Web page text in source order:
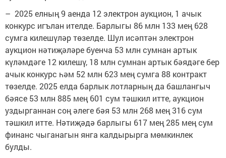
– 2025 елның 9 аенда 12 электрон аукцион, 1 ачык
конкурс игълан ителде. Барлыгы 86 млн 133 мең 628
сумга килешүләр төзелде. Шул исәптән электрон
аукцион нәтиҗәләре буенча 53 млн сумнан артык
күләмдәге 12 килешү, 18 млн сумнан артык бәядәге бер
ачык конкурс һәм 52 млн 623 мең сумга 88 контракт
төзелде. 2025 елда барлык лотларның да башлангыч
бәясе 53 млн 885 мең 601 сум тәшкил итте, аукцион
уздырганнан соң әлеге бәя 53 млн 268 мең 316 сум
тәшкил итте. Нәтиҗәдә барлыгы 617 мең 285 мең сум
финанс чыганагын янга калдырырга мөмкинлек
булды.